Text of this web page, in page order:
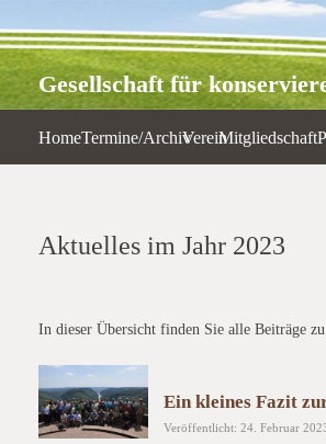
Gesellschaft für
HomeTermine/ArchivVereinMitgliedschaft
Aktuelles im Jahr 2023
In dieser Übersicht finden Sie alle Beiträge
Ein kleines Fazit
Veröffentlicht: 24. Februar